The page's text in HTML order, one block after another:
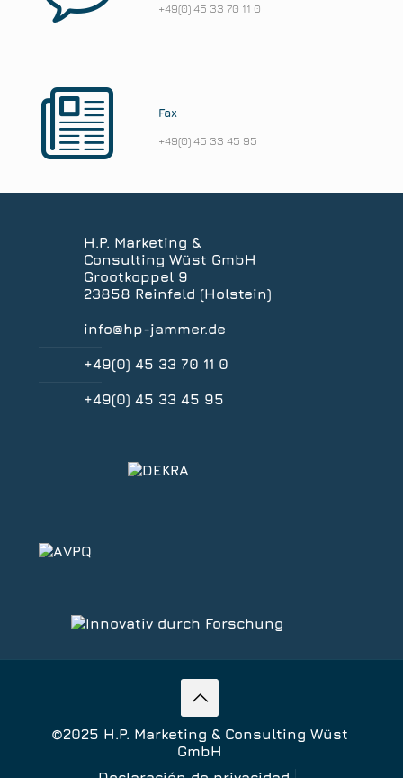
+49(0) 45 33 70 11 0
Fax
+49(0) 45 33 45 95
H.P. Marketing &
Consulting Wüst GmbH
Grootkoppel 9
23858 Reinfeld (Holstein)
info@hp-jammer.de
+49(0) 45 33 70 11 0
+49(0) 45 33 45 95
©2025 H.P. Marketing & Consulting Wüst
GmbH